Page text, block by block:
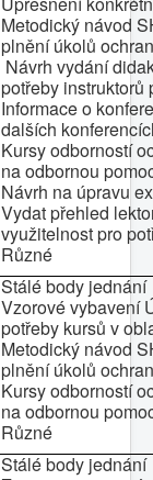
Metodický návod
plnění úkolů
Návrh vydání
potřeby instruktorů
Informace o
dalších
Kursy odborností
na odbornou
Návrh na úpravu
Vydat přehled
využitelnost pro
Různé
Stálé body jednání
Vzorové vybavení
potřeby kursů v
Metodický návod
plnění úkolů
Kursy odborností
na odbornou
Různé
Stálé body jednání